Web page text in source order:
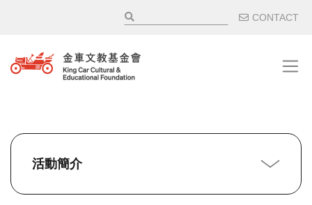
輔助選
CONTACT
活動簡介